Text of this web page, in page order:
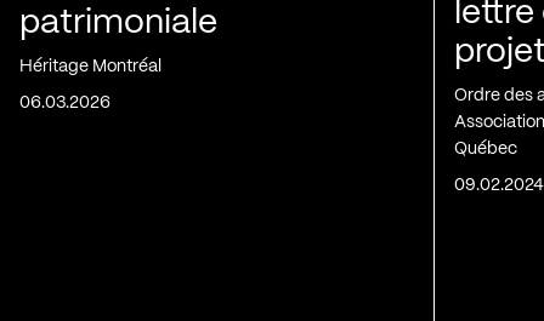
patrimoniale
Héritage Montréal
06.03.2026
Ordre des
Québec
09.02.2024